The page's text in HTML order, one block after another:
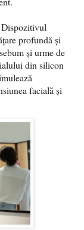
Dispozitivul
profundă și
și urme de
din silicon
facială și